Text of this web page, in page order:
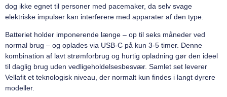
dog ikke egnet til personer med pacemaker, da selv svage
elektriske impulser kan interferere med apparater af den type.
Batteriet holder imponerende længe – op til seks måneder ved
normal brug – og oplades via USB-C på kun 3-5 timer. Denne
kombination af lavt strømforbrug og hurtig opladning gør den ideel
til daglig brug uden vedligeholdelsesbesvær. Samlet set leverer
Vellafit et teknologisk niveau, der normalt kun findes i langt dyrere
modeller.